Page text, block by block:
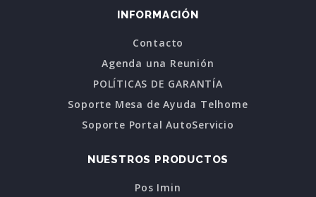
INFORMACIÓN
Contacto
Agenda una Reunión
POLÍTICAS DE GARANTÍA
Soporte Mesa de Ayuda Telhome
Soporte Portal AutoServicio
NUESTROS PRODUCTOS
Pos Imin